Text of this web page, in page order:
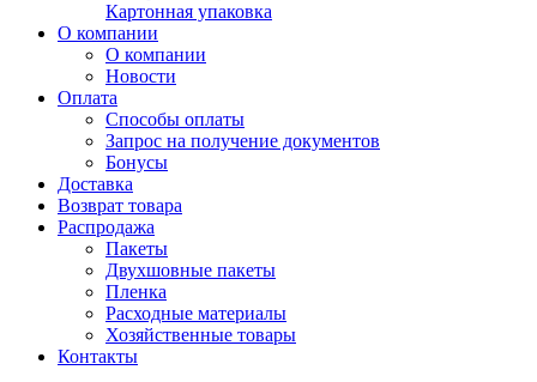
Картонная упаковка
О компании
О компании
Новости
Оплата
Способы оплаты
Запрос на получение документов
Бонусы
Доставка
Возврат товара
Распродажа
Пакеты
Двухшовные пакеты
Пленка
Расходные материалы
Хозяйственные товары
Контакты